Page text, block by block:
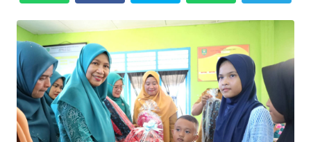
OPINI
Informasi
INDEKS
BERITA
KONTAK